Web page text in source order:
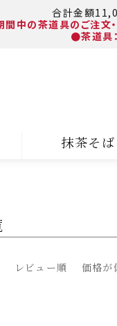
合計金額
間中の茶道具のご注文
●茶道具
抹茶そば
レビュー順 価格が